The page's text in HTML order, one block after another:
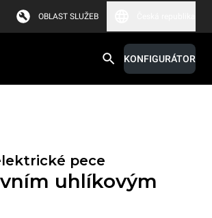
OBLAST SLUŽEB
KONFIGURÁTOR
pece
uhlíkovým